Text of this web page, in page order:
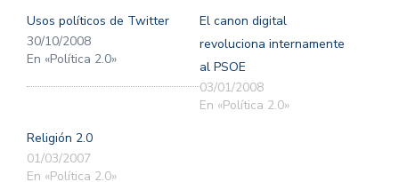
una
ventana
nueva)
una
ventana
Usos políticos de Twitter
30/10/2008
En «Política 2.0»
El canon digital
revoluciona internamente
al PSOE
03/01/2008
En «Política 2.0»
Religión 2.0
01/03/2007
En «Política 2.0»